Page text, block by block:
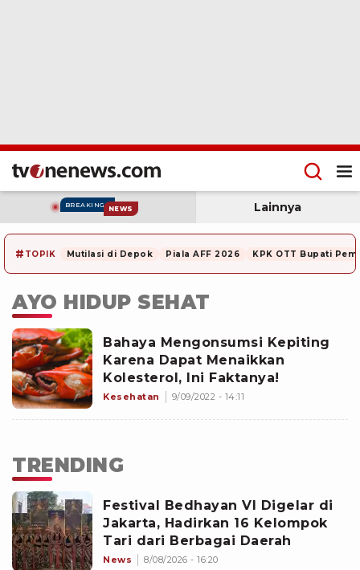
BREAKING NEWS Lainnya
# TOPIK Mutilasi di Depok Piala AFF 2026 KPK OTT Bupati
AYO HIDUP SEHAT
Bahaya Mengonsumsi Kepiting
Karena Dapat Menaikkan
Kolesterol, Ini Faktanya!
Kesehatan 9/09/2022 - 14:11
TRENDING
Festival Bedhayan VI Digelar di
Jakarta, Hadirkan 16 Kelompok
Tari dari Berbagai Daerah
News 8/08/2026 - 16:20